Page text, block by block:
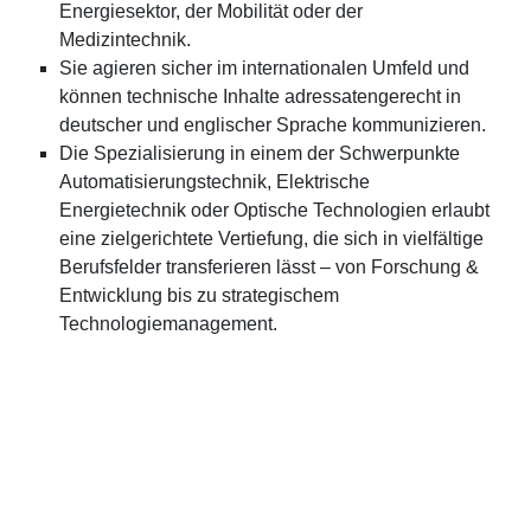
Energiesektor, der Mobilität oder der
Medizintechnik.
Sie agieren sicher im internationalen Umfeld und
können technische Inhalte adressatengerecht in
deutscher und englischer Sprache kommunizieren.
Die Spezialisierung in einem der Schwerpunkte
Automatisierungstechnik, Elektrische
Energietechnik oder Optische Technologien erlaubt
eine zielgerichtete Vertiefung, die sich in vielfältige
Berufsfelder transferieren lässt – von Forschung &
Entwicklung bis zu strategischem
Technologiemanagement.